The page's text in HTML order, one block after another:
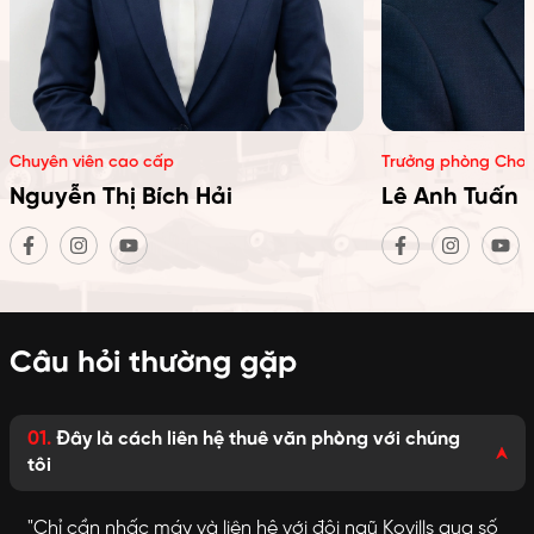
Chuyên viên cao cấp
Nguyễn Thị Bích Hải
Trưởng phòng Cho
Lê Anh Tuấn
Câu hỏi thường gặp
01.Đây là cách liên hệ thuê văn phòng với chúng
tôi
"Chỉ cần nhấc máy và liên hệ với đội ngũ Kovills qua số